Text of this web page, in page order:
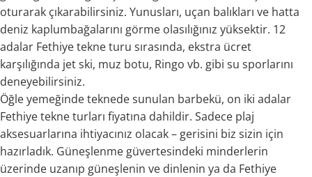
oturarak çıkarabilirsiniz. Yunusları, uçan balıkları ve hatta
deniz kaplumbağalarını görme olasılığınız yüksektir. 12
adalar Fethiye tekne turu sırasında, ekstra ücret
karşılığında jet ski, muz botu, Ringo vb. gibi su sporlarını
deneyebilirsiniz.
Öğle yemeğinde teknede sunulan barbekü, on iki adalar
Fethiye tekne turları fiyatına dahildir. Sadece plaj
aksesuarlarına ihtiyacınız olacak – gerisini biz sizin için
hazırladık. Güneşlenme güvertesindeki minderlerin
üzerinde uzanıp güneşlenin ve dinlenin ya da Fethiye